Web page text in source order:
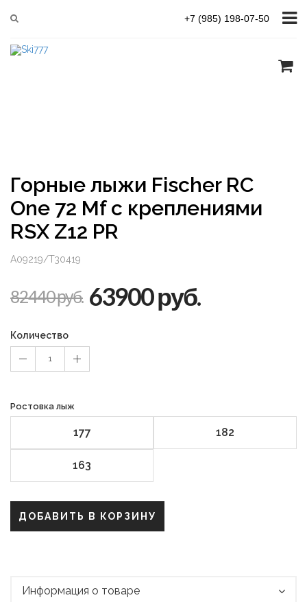
+7 (985) 198-07-50
Горные лыжи Fischer RC
One 72 Mf с креплениями
RSX Z12 PR
A09219/T30419
82440 руб. 63900 руб.
Количество
1
Ростовка лыж
177 182
163
ДОБАВИТЬ В КОРЗИНУ
Информация о товаре